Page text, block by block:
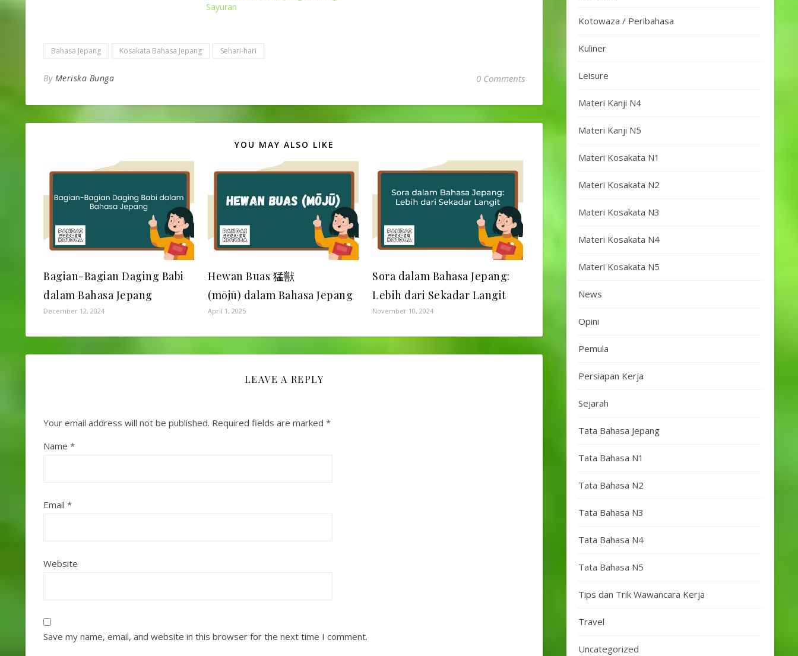
Sayuran
チュアamachuaamatir10.アルバイト
imeejigambar/bayangan13.イヤホン
iyahonearphones14.イラスト
intaanettointernet16.インタビュー
intabyuuwawancara17.インフレ
infureinflasi18.ウイルスwirusuvirus19.ウ
ェブwebuweb20.エアコンeakonAC21.
エスカレーター
esukareetaaeskalator22.エネルギー
erebeetaalift24.エンジニア
enjiniaengineer25.オーバー
oobaaamelebihi26.オーブン
ooobunoven27.オープンoopunbuka28.
kaadokartu30.ガードマン
Bahasa Jepang Kosakata Bahasa Jepang Sehari-hari
By Meriska Bunga 0 Comments
YOU MAY ALSO LIKE
Bagian-Bagian Daging Babi
dalam Bahasa Jepang
December 12, 2024
Hewan Buas 猛獣
(mōjū) dalam Bahasa Jepang
April 1, 2025
Sora dalam Bahasa Jepang:
Lebih dari Sekadar Langit
November 10, 2024
LEAVE A REPLY
Your email address will not be published. Required fields are marked *
Name *
Email *
Website
Save my name, email, and website in this browser for the next time I comment.
Kotowaza / Peribahasa
Kuliner
Leisure
Materi Kanji N4
Materi Kanji N5
Materi Kosakata N1
Materi Kosakata N2
Materi Kosakata N3
Materi Kosakata N4
Materi Kosakata N5
News
Opini
Pemula
Persiapan Kerja
Sejarah
Tata Bahasa Jepang
Tata Bahasa N1
Tata Bahasa N2
Tata Bahasa N3
Tata Bahasa N4
Tata Bahasa N5
Tips dan Trik Wawancara Kerja
Travel
Uncategorized